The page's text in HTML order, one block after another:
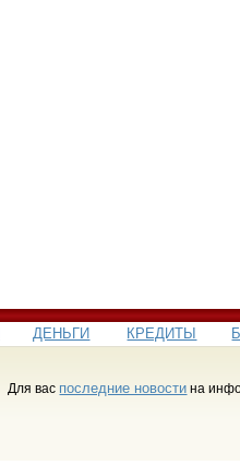
ДЕНЬГИ КРЕДИТЫ
Для вас последние новости на